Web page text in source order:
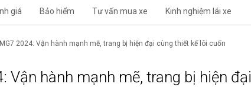
giá Bảo hiểm Tư vấn mua xe Kinh nghiệm lái xe
2024: Vận hành mạnh mẽ, trang bị hiện đại cùng thiết kế lôi cuốn
Vận hành mạnh mẽ, trang bị hiện đại